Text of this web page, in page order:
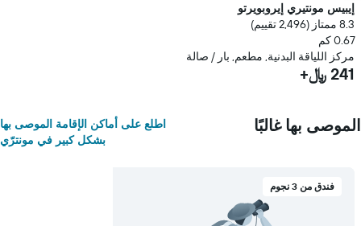
إيبيس مونتيري إيروبويرتو
8.3 ممتاز (2,496 تقييم)
0.67 كم
مركز اللياقة البدنية, مطعم, بار / صالة
241 ﷼+
الموصى بها غالبًا
اطلع على أماكن الإقامة الموصى بها
بشكل كبير في مونترّي
فندق من 3 نجوم